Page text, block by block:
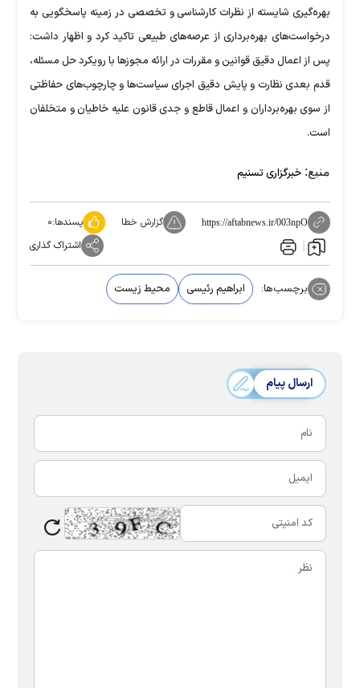
بهره‌گیری شایسته از نظرات کارشناسی و تخصصی در زمینه پاسخگویی به
درخواست‌های بهره‌برداری از عرصه‌های طبیعی تاکید کرد و اظهار داشت:
پس از اعمال دقیق قوانین و مقررات در ارائه مجوز‌ها با رویکرد حل مسئله،
قدم بعدی نظارت و پایش دقیق اجرای سیاست‌ها و چارچوب‌های حفاظتی
از سوی بهره‌برداران و اعمال قاطع و جدی قانون علیه خاطیان و متخلفان
است.
منبع: خبرگزاری تسنیم
https://aftabnews.ir/003npO گزارش خطا پسندها:۰
اشتراک گذاری
برچسب‌ها: ابراهیم رئیسی محیط زیست
ارسال پیام